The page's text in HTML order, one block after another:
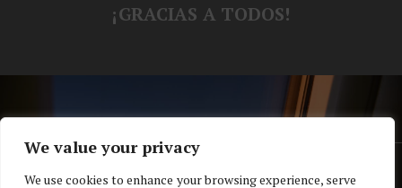
We value your privacy
We use cookies to enhance your browsing experience, serve
¡GRACIAS A TODOS!
® Blog personal de Alex, Nerea, Turbo y